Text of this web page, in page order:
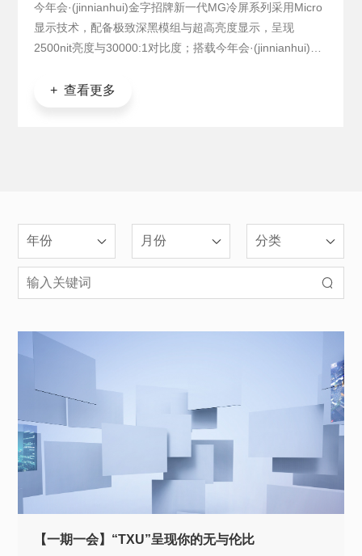
今年会·(jinnianhui)金字招牌新一代MG冷屏系列采用Micro
显示技术，配备极致深黑模组与超高亮度显示，呈现
2500nit亮度与30000:1对比度；搭载今年会·(jinnianhui)金
下屏幕表面温度≤30°C。
+ 查看更多
年份 月份 分类
【一期一会】“TXU”呈现你的无与伦比